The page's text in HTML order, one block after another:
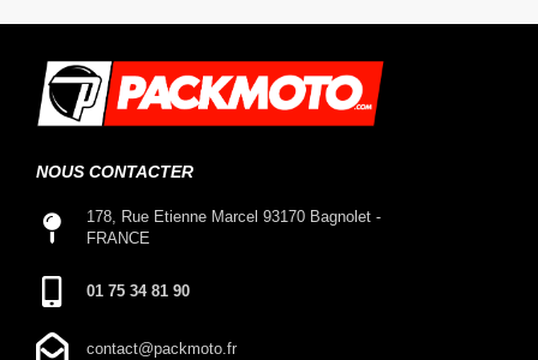
NOUS CONTACTER
178, Rue Etienne Marcel 93170 Bagnolet -
FRANCE
01 75 34 81 90
contact@packmoto.fr